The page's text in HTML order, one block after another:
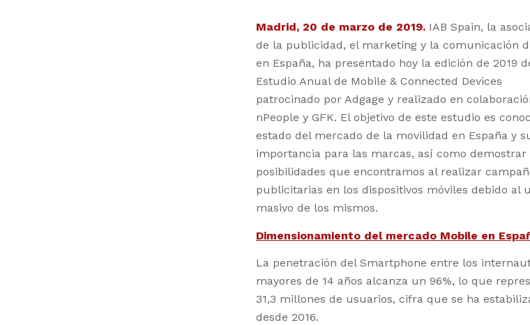
Madrid, 20 de marzo de 2019. IAB Spain, la
de la publicidad, el marketing y la comunicación
en España, ha presentado hoy la edición de 2019
Estudio Anual de Mobile & Connected Devices
patrocinado por Adgage y realizado en
nPeople y GFK. El objetivo de este estudio es
estado del mercado de la movilidad en España y
importancia para las marcas, así como demostrar
posibilidades que encontramos al realizar
publicitarias en los dispositivos móviles debido al
masivo de los mismos.
Dimensionamiento del mercado Mobile en
La penetración del Smartphone entre los
mayores de 14 años alcanza un 96%, lo que
31,3 millones de usuarios, cifra que se ha
desde 2016.